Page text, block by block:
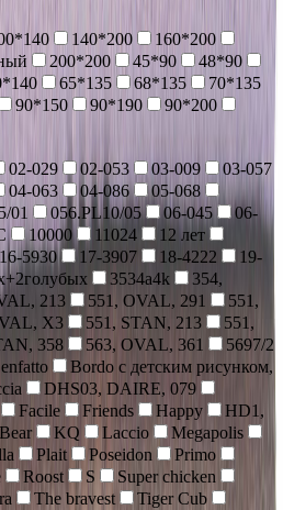
140*200
160*200
200*200 45*90
48*90
65*135 68*135
70*135
90*150 90*190
90*200
02-029 02-053 03-009
03-057
04-063 04-086
05-068
01 056.PL10/05 06-045
06-
10000 11024
12 лет
16-5930 17-3907 18-4222
19-
3534a4k
354,
213 551, OVAL, 291
551,
X3 551, STAN, 213
551,
358 563, OVAL, 361
5697/2
Bordo с детским рисунком,
DHS03, DAIRE, 079
Facile Friends Happy
HD1,
KQ Laccio
Megapolis
Plait Poseidon
Primo
Roost S
Super chicken
The bravest
Tiger Cub